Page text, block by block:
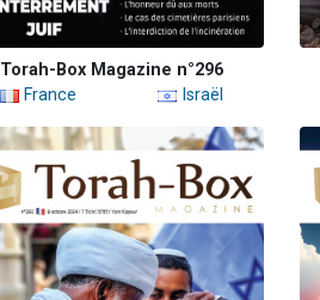
Torah-Box Magazine n°296
France
Israël